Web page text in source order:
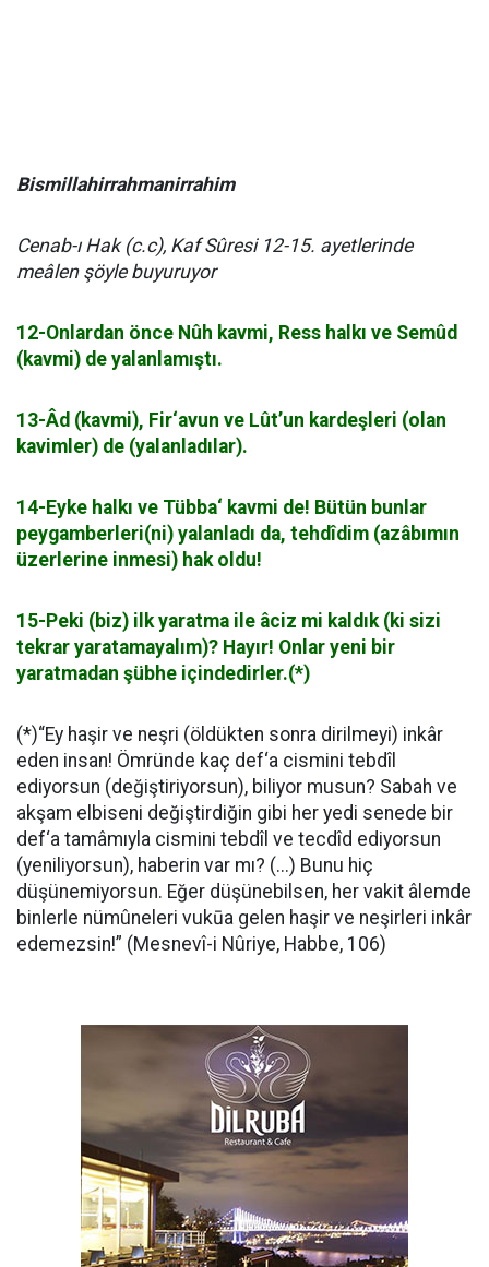
Bismillahirrahmanirrahim
Cenab-ı Hak (c.c), Kaf Sûresi 12-15. ayetlerinde
meâlen şöyle buyuruyor
12-Onlardan önce Nûh kavmi, Ress halkı ve Semûd
(kavmi) de yalanlamıştı.
13-Âd (kavmi), Fir‘avun ve Lût’un kardeşleri (olan
kavimler) de (yalanladılar).
14-Eyke halkı ve Tübba‘ kavmi de! Bütün bunlar
peygamberleri(ni) yalanladı da, tehdîdim (azâbımın
üzerlerine inmesi) hak oldu!
15-Peki (biz) ilk yaratma ile âciz mi kaldık (ki sizi
tekrar yaratamayalım)? Hayır! Onlar yeni bir
yaratmadan şübhe içindedirler.(*)
(*)“Ey haşir ve neşri (öldükten sonra dirilmeyi) inkâr
eden insan! Ömründe kaç def‘a cismini tebdîl
ediyorsun (değiştiriyorsun), biliyor musun? Sabah ve
akşam elbiseni değiştirdiğin gibi her yedi senede bir
def‘a tamâmıyla cismini tebdîl ve tecdîd ediyorsun
(yeniliyorsun), haberin var mı? (...) Bunu hiç
düşünemiyorsun. Eğer düşünebilsen, her vakit âlemde
binlerle nümûneleri vukūa gelen haşir ve neşirleri inkâr
edemezsin!” (Mesnevî-i Nûriye, Habbe, 106)